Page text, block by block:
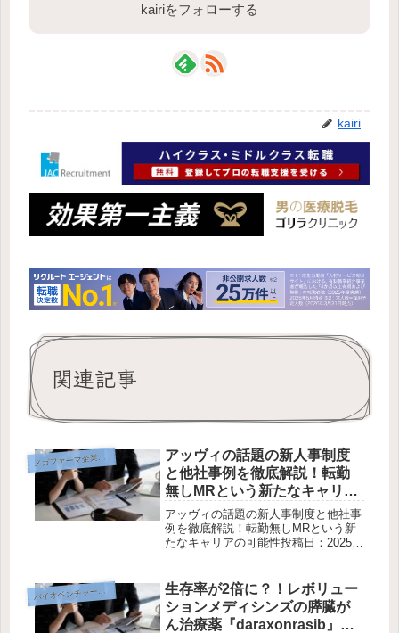
kairiをフォローする
kairi
関連記事
メ
ガファーマ企業研究
アッヴィの話題の新人事制度
と他社事例を徹底解説！転勤
無しMRという新たなキャリア
の可能性
アッヴィの話題の新人事制度と他社事
例を徹底解説！転勤無しMRという新
たなキャリアの可能性投稿日：2025年
異動が多いのか？医薬品業界における
MR（Medical Rep...
バイオベンチャー企業研究
生存率が2倍に？！レボリュー
ションメディシンズの膵臓が
ん治療薬『daraxonrasib』の